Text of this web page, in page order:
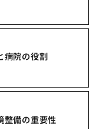
病院の役割
整備の重要性